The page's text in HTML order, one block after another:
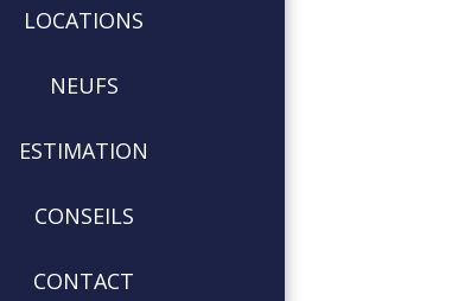
LOCATIONS
NEUFS
ESTIMATION
CONSEILS
CONTACT